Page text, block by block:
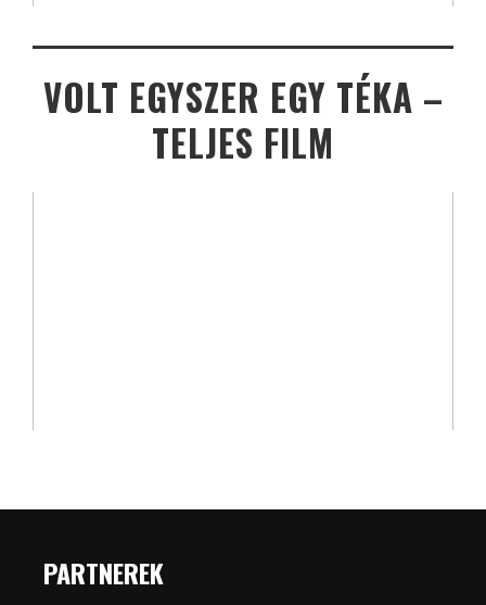
VOLT EGYSZER EGY TÉKA –
TELJES FILM
PARTNEREK